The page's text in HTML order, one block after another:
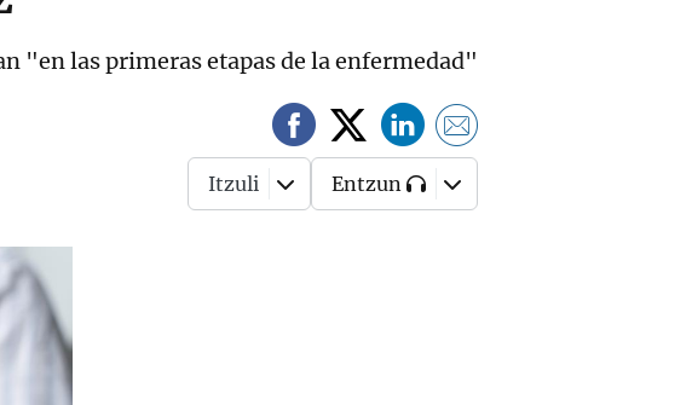
"en las primeras etapas de la enfermedad"
Itzuli Entzun